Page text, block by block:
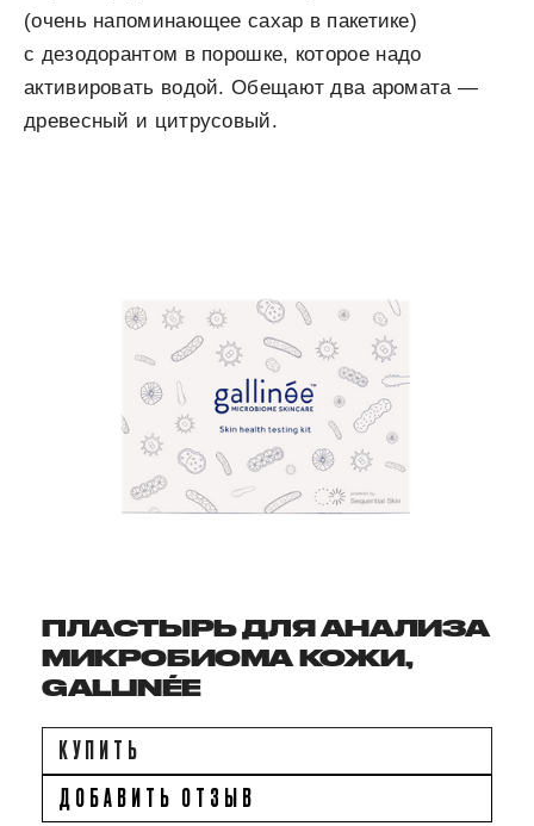
(очень напоминающее сахар в пакетике)
с дезодорантом в порошке, которое надо
активировать водой. Обещают два аромата —
древесный и цитрусовый.
ПЛАСТЫРЬ ДЛЯ АНАЛИЗА
МИКРОБИОМА КОЖИ,
GALLINÉE
КУПИТЬ
ДОБАВИТЬ ОТЗЫВ